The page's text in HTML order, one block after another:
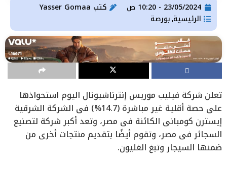
23/05/2024 - 10:20 ص كتب
الرئيسية, بورصة
تعلن شركة فيليب موريس إنترناشيونال اليوم استحواذها
على حصة أقلية غير مباشرة (14.7%) في الشركة الشرقية
إيسترن كومباني الكائنة في مصر، وتعد أكبر شركة لتصنيع
السجائر في مصر، وتقوم أيضًا بتقديم منتجات أخرى من
ضمنها السيجار وتبغ الغليون.